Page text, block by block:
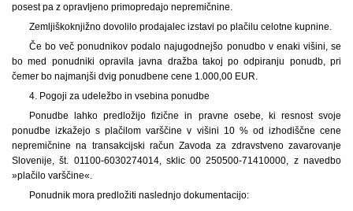
posest pa z opravljeno primopredajo nepremičnine.
Zemljiškoknjižno dovolilo prodajalec izstavi po plačilu celotne kupnine.
Če bo več ponudnikov podalo najugodnejšo ponudbo v enaki višini, se
bo med ponudniki opravila javna dražba takoj po odpiranju ponudb, pri
čemer bo najmanjši dvig ponudbene cene 1.000,00 EUR.
4. Pogoji za udeležbo in vsebina ponudbe
Ponudbe lahko predložijo fizične in pravne osebe, ki resnost svoje
ponudbe izkažejo s plačilom varščine v višini 10 % od izhodiščne cene
nepremičnine na transakcijski račun Zavoda za zdravstveno zavarovanje
Slovenije, št. 01100-6030274014, sklic 00 250500-71410000, z navedbo
»plačilo varščine«.
Ponudnik mora predložiti naslednjo dokumentacijo: